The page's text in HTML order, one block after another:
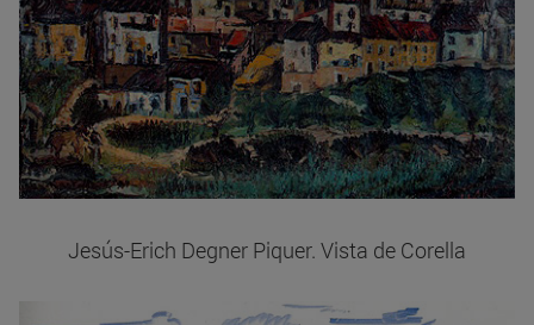
Jesús-Erich Degner Piquer. Vista de Corella